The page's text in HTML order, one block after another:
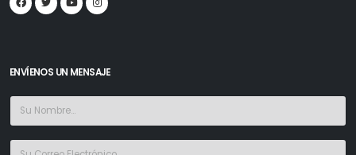
ENVÍENOS UN MENSAJE